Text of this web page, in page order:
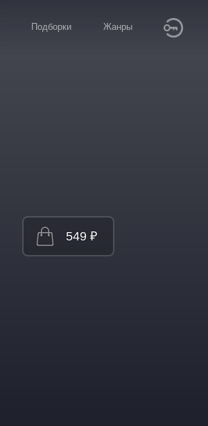
Подборки Жанры
549 ₽